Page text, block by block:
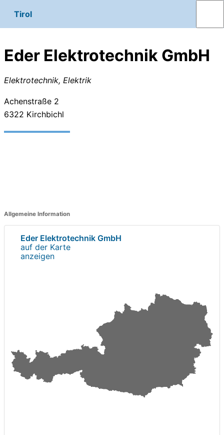
Tirol
Eder Elektrotechnik GmbH
Elektrotechnik, Elektrik
Achenstraße 2
6322 Kirchbichl
Allgemeine Information
Eder Elektrotechnik GmbH
auf der Karte
anzeigen